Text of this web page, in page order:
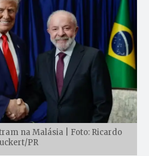
na Malásia | Foto: Ricardo
PR